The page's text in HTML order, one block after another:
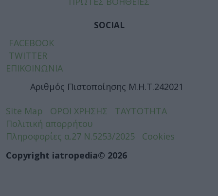
SOCIAL
FACEBOOK
TWITTER
ΕΠΙΚΟΙΝΩΝΙΑ
Αριθμός Πιστοποίησης Μ.Η.Τ.242021
Site Map ΟΡΟΙ ΧΡΗΣΗΣ
ΤΑΥΤΟΤΗΤΑ
Πολιτική απορρήτου
Πληροφορίες α.27 Ν.5253/2025
Cookies
Copyright iatropedia© 2026